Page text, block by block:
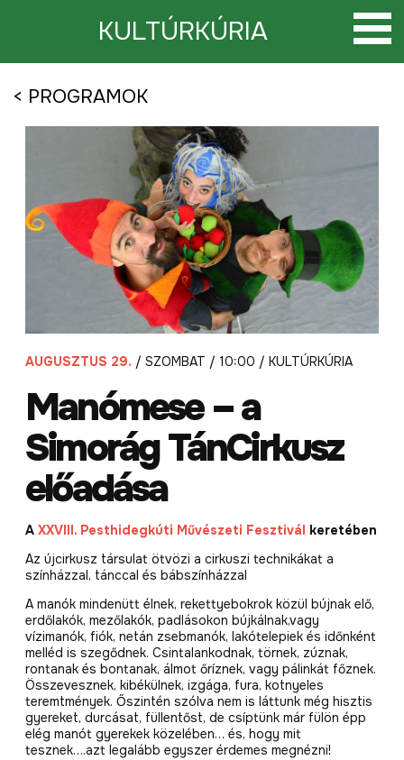
KULTÚRKÚRIA
< PROGRAMOK
AUGUSZTUS 29. / SZOMBAT / 10:00 / KULTÚRKÚRIA
Manómese – a
Simorág TánCirkusz
előadása
A XXVIII. Pesthidegkúti Művészeti Fesztivál keretében
Az újcirkusz társulat ötvözi a cirkuszi technikákat a
színházzal, tánccal és bábszínházzal
A manók mindenütt élnek, rekettyebokrok közül bújnak elő,
erdőlakók, mezőlakók, padlásokon bújkálnak,vagy
vízimanók, fiók, netán zsebmanók, lakótelepiek és időnként
melléd is szegődnek. Csintalankodnak, törnek, zúznak,
rontanak és bontanak, álmot őríznek, vagy pálinkát főznek.
Összevesznek, kibékülnek, izgága, fura, kotnyeles
teremtmények. Őszintén szólva nem is láttunk még hisztis
gyereket, durcásat, füllentőst, de csíptünk már fülön épp
elég manót gyerekek közelében… és, hogy mit
tesznek….azt legalább egyszer érdemes megnézni!